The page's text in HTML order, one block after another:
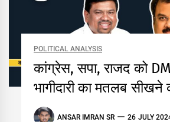
POLITICAL ANALYSIS
कांग्रेस, सपा, राजद को
भागीदारी का मतलब
ANSAR IMRAN SR 26 JULY